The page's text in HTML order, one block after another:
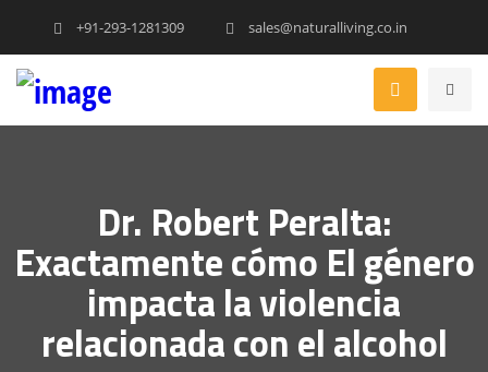
+91-293-1281309 sales@naturalliving.co.in
Dr. Robert Peralta:
Exactamente cómo El género
impacta la violencia
relacionada con el alcohol